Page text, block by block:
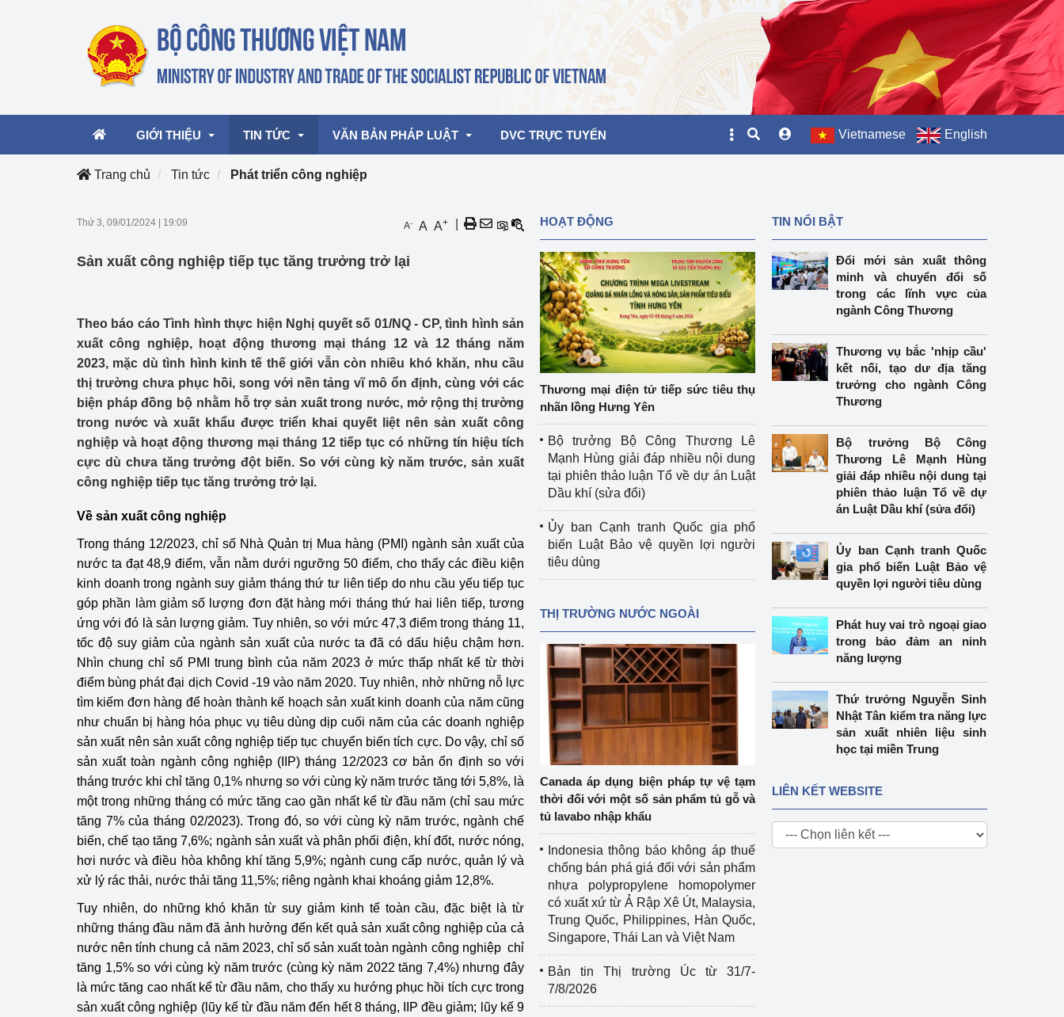
GIỚI THIỆU TIN TỨC
Hoạt động của Lãnh đạo Bộ
mại, Dịch vụ Việt Nam 2026
Hoạt động của Bộ trưởng
Công Thương - Công luận
Họp báo
Thông cáo báo chí
Điểm báo
Chuyển đổi số
Lịch sử phát triển
Bản tin Thị trường Nông Lâm Thủy sản
Phát triển bền vững
Tổ chức kiểm định
Tổ chức kiểm định kỹ thuật an toàn lao
động thuộc thẩm quyền quản lý của
Bộ Công Thương
Tổ chức được cấp GCN đăng ký, hoạt
động kiểm định thiết bị, dụng cụ điện
làm việc ở môi trường không có nguy
hiểm khí, bụi nổ
Cơ sở sản xuất, sửa chữa chai chứa
LPG
Tổ chức huấn luyện, bồi dưỡng
nghiệp vụ kiểm định kỹ thuật an toàn
Văn hóa ngành Công Thương
Tái cơ cấu ngành Công Thương
Quản lý thị trường
Sử dụng năng lượng tiết kiệm và
hiệu quả
Hiệu quả năng lượng
Khoa học, công nghệ và đổi mới sáng
tạo
Thông báo
Bảo vệ môi trường Video bảo vệ môi trường
Album ảnh bảo vệ môi trường
Văn bản về môi trường
Đọc báo giúp bạn
Bảo vệ nền tảng tư tưởng của Đảng
Doanh nghiệp - Người dân
Xúc tiến thương mại Khu vực miền Bắc
Khu vực miền Trung
Khu vực miền Nam
Thị trường nước ngoài Hiệp định EVFTA
Thị trường châu Á – châu Phi
Thị trường trong nước
VĂN BẢN PHÁP LUẬT DVC TRỰC TUYẾN Vietnamese English
Trang chủ Tin tức Phát triển công nghiệp
Thứ 3, 09/01/2024 19:09 A- A A+
Sản xuất công nghiệp tiếp tục tăng trưởng trở lại
Theo báo cáo Tình hình thực hiện Nghị quyết số 01/NQ - CP, tình hình sản
xuất công nghiệp, hoạt động thương mại tháng 12 và 12 tháng năm
2023, mặc dù tình hình kinh tế thế giới vẫn còn nhiều khó khăn, nhu cầu
thị trường chưa phục hồi, song với nền tảng vĩ mô ổn định, cùng với các
biện pháp đồng bộ nhằm hỗ trợ sản xuất trong nước, mở rộng thị trường
trong nước và xuất khẩu được triển khai quyết liệt nên sản xuất công
nghiệp và hoạt động thương mại tháng 12 tiếp tục có những tín hiệu tích
cực dù chưa tăng trưởng đột biến. So với cùng kỳ năm trước, sản xuất
công nghiệp tiếp tục tăng trưởng trở lại.
Về sản xuất công nghiệp
Trong tháng 12/2023, chỉ số Nhà Quản trị Mua hàng (PMI) ngành sản xuất của
nước ta đạt 48,9 điểm, vẫn nằm dưới ngưỡng 50 điểm, cho thấy các điều kiện
kinh doanh trong ngành suy giảm tháng thứ tư liên tiếp do nhu cầu yếu tiếp tục
góp phần làm giảm số lượng đơn đặt hàng mới tháng thứ hai liên tiếp, tương
ứng với đó là sản lượng giảm. Tuy nhiên, so với mức 47,3 điểm trong tháng 11,
tốc độ suy giảm của ngành sản xuất của nước ta đã có dấu hiệu chậm hơn.
Nhìn chung chỉ số PMI trung bình của năm 2023 ở mức thấp nhất kể từ thời
điểm bùng phát đại dịch Covid -19 vào năm 2020. Tuy nhiên, nhờ những nỗ lực
tìm kiếm đơn hàng để hoàn thành kế hoạch sản xuất kinh doanh của năm cũng
như chuẩn bị hàng hóa phục vụ tiêu dùng dịp cuối năm của các doanh nghiệp
sản xuất nên sản xuất công nghiệp tiếp tục chuyển biến tích cực. Do vậy, chỉ số
sản xuất toàn ngành công nghiệp (IIP) tháng 12/2023 cơ bản ổn định so với
tháng trước khi chỉ tăng 0,1% nhưng so với cùng kỳ năm trước tăng tới 5,8%, là
một trong những tháng có mức tăng cao gần nhất kể từ đầu năm (chỉ sau mức
tăng 7% của tháng 02/2023). Trong đó, so với cùng kỳ năm trước, ngành chế
biến, chế tạo tăng 7,6%; ngành sản xuất và phân phối điện, khí đốt, nước nóng,
hơi nước và điều hòa không khí tăng 5,9%; ngành cung cấp nước, quản lý và
xử lý rác thải, nước thải tăng 11,5%; riêng ngành khai khoáng giảm 12,8%.
Tuy nhiên, do những khó khăn từ suy giảm kinh tế toàn cầu, đặc biệt là từ
những tháng đầu năm đã ảnh hưởng đến kết quả sản xuất công nghiệp của cả
nước nên tính chung cả năm 2023, chỉ số sản xuất toàn ngành công nghiệp chỉ
tăng 1,5% so với cùng kỳ năm trước (cùng kỳ năm 2022 tăng 7,4%) nhưng đây
là mức tăng cao nhất kể từ đầu năm, cho thấy xu hướng phục hồi tích cực trong
sản xuất công nghiệp (lũy kế từ đầu năm đến hết 8 tháng, IIP đều giảm; lũy kế 9
HOẠT ĐỘNG
Thương mại điện tử tiếp sức tiêu thụ
nhãn lồng Hưng Yên
Bộ trưởng Bộ Công Thương Lê
Mạnh Hùng giải đáp nhiều nội dung
tại phiên thảo luận Tổ về dự án Luật
Dầu khí (sửa đổi)
Ủy ban Cạnh tranh Quốc gia phổ
biến Luật Bảo vệ quyền lợi người
tiêu dùng
THỊ TRƯỜNG NƯỚC NGOÀI
Canada áp dụng biện pháp tự vệ tạm
thời đối với một số sản phẩm tủ gỗ và
tủ lavabo nhập khẩu
Indonesia thông báo không áp thuế
chống bán phá giá đối với sản phẩm
nhựa polypropylene homopolymer
có xuất xứ từ Ả Rập Xê Út, Malaysia,
Trung Quốc, Philippines, Hàn Quốc,
Singapore, Thái Lan và Việt Nam
Bản tin Thị trường Úc từ 31/7-
7/8/2026
TIN NỔI BẬT
Đổi mới sản xuất thông
minh và chuyển đổi số
trong các lĩnh vực của
ngành Công Thương
Thương vụ bắc 'nhịp cầu'
kết nối, tạo dư địa tăng
trưởng cho ngành Công
Thương
Bộ trưởng Bộ Công
Thương Lê Mạnh Hùng
giải đáp nhiều nội dung tại
phiên thảo luận Tổ về dự
án Luật Dầu khí (sửa đổi)
Ủy ban Cạnh tranh Quốc
gia phổ biến Luật Bảo vệ
quyền lợi người tiêu dùng
Phát huy vai trò ngoại giao
trong bảo đảm an ninh
năng lượng
Thứ trưởng Nguyễn Sinh
Nhật Tân kiểm tra năng lực
sản xuất nhiên liệu sinh
học tại miền Trung
LIÊN KẾT WEBSITE